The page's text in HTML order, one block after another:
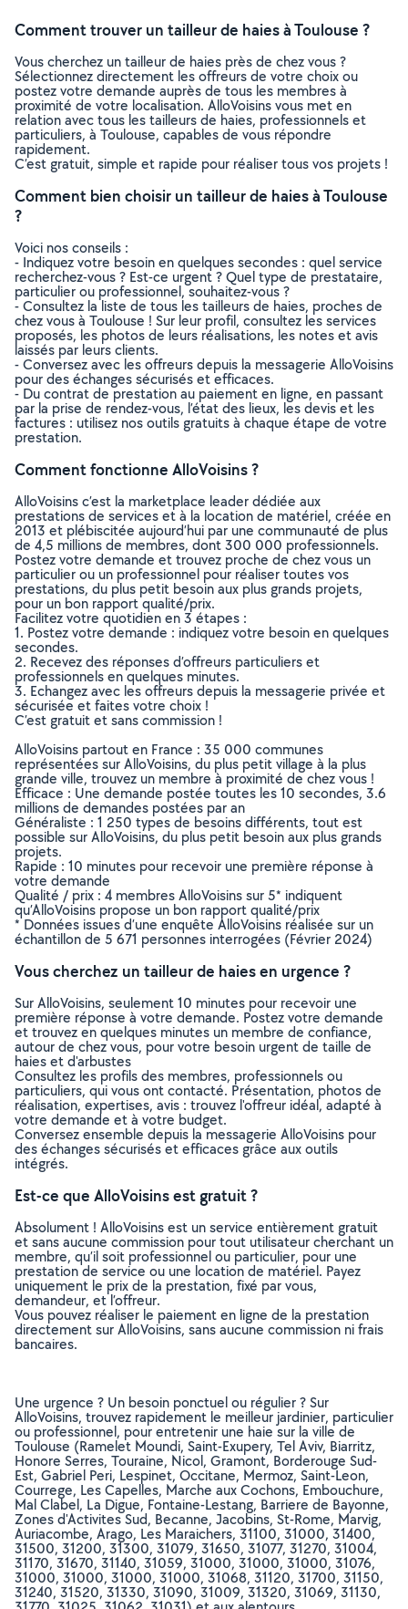
Comment trouver un tailleur de haies à Toulouse ?
Vous cherchez un tailleur de haies près de chez vous ?
Sélectionnez directement les offreurs de votre choix ou
postez votre demande auprès de tous les membres à
proximité de votre localisation. AlloVoisins vous met en
relation avec tous les tailleurs de haies, professionnels et
particuliers, à Toulouse, capables de vous répondre
rapidement.
C’est gratuit, simple et rapide pour réaliser tous vos projets !
Comment bien choisir un tailleur de haies à Toulouse
?
Voici nos conseils :
- Indiquez votre besoin en quelques secondes : quel service
recherchez-vous ? Est-ce urgent ? Quel type de prestataire,
particulier ou professionnel, souhaitez-vous ?
- Consultez la liste de tous les tailleurs de haies, proches de
chez vous à Toulouse ! Sur leur profil, consultez les services
proposés, les photos de leurs réalisations, les notes et avis
laissés par leurs clients.
- Conversez avec les offreurs depuis la messagerie AlloVoisins
pour des échanges sécurisés et efficaces.
- Du contrat de prestation au paiement en ligne, en passant
par la prise de rendez-vous, l’état des lieux, les devis et les
factures : utilisez nos outils gratuits à chaque étape de votre
prestation.
Comment fonctionne AlloVoisins ?
AlloVoisins c’est la marketplace leader dédiée aux
prestations de services et à la location de matériel, créée en
2013 et plébiscitée aujourd’hui par une communauté de plus
de 4,5 millions de membres, dont 300 000 professionnels.
Postez votre demande et trouvez proche de chez vous un
particulier ou un professionnel pour réaliser toutes vos
prestations, du plus petit besoin aux plus grands projets,
pour un bon rapport qualité/prix.
Facilitez votre quotidien en 3 étapes :
1. Postez votre demande : indiquez votre besoin en quelques
secondes.
2. Recevez des réponses d’offreurs particuliers et
professionnels en quelques minutes.
3. Echangez avec les offreurs depuis la messagerie privée et
sécurisée et faites votre choix !
C’est gratuit et sans commission !
AlloVoisins partout en France : 35 000 communes
représentées sur AlloVoisins, du plus petit village à la plus
grande ville, trouvez un membre à proximité de chez vous !
Efficace : Une demande postée toutes les 10 secondes, 3.6
millions de demandes postées par an
Généraliste : 1 250 types de besoins différents, tout est
possible sur AlloVoisins, du plus petit besoin aux plus grands
projets.
Rapide : 10 minutes pour recevoir une première réponse à
votre demande
Qualité / prix : 4 membres AlloVoisins sur 5* indiquent
qu’AlloVoisins propose un bon rapport qualité/prix
* Données issues d’une enquête AlloVoisins réalisée sur un
échantillon de 5 671 personnes interrogées (Février 2024)
Vous cherchez un tailleur de haies en urgence ?
Sur AlloVoisins, seulement 10 minutes pour recevoir une
première réponse à votre demande. Postez votre demande
et trouvez en quelques minutes un membre de confiance,
autour de chez vous, pour votre besoin urgent de taille de
haies et d'arbustes
Consultez les profils des membres, professionnels ou
particuliers, qui vous ont contacté. Présentation, photos de
réalisation, expertises, avis : trouvez l'offreur idéal, adapté à
votre demande et à votre budget.
Conversez ensemble depuis la messagerie AlloVoisins pour
des échanges sécurisés et efficaces grâce aux outils
intégrés.
Est-ce que AlloVoisins est gratuit ?
Absolument ! AlloVoisins est un service entièrement gratuit
et sans aucune commission pour tout utilisateur cherchant un
membre, qu’il soit professionnel ou particulier, pour une
prestation de service ou une location de matériel. Payez
uniquement le prix de la prestation, fixé par vous,
demandeur, et l’offreur.
Vous pouvez réaliser le paiement en ligne de la prestation
directement sur AlloVoisins, sans aucune commission ni frais
bancaires.
Une urgence ? Un besoin ponctuel ou régulier ? Sur
AlloVoisins, trouvez rapidement le meilleur jardinier, particulier
ou professionnel, pour entretenir une haie sur la ville de
Toulouse (Ramelet Moundi, Saint-Exupery, Tel Aviv, Biarritz,
Honore Serres, Touraine, Nicol, Gramont, Borderouge Sud-
Est, Gabriel Peri, Lespinet, Occitane, Mermoz, Saint-Leon,
Courrege, Les Capelles, Marche aux Cochons, Embouchure,
Mal Clabel, La Digue, Fontaine-Lestang, Barriere de Bayonne,
Zones d'Activites Sud, Becanne, Jacobins, St-Rome, Marvig,
Auriacombe, Arago, Les Maraichers, 31100, 31000, 31400,
31500, 31200, 31300, 31079, 31650, 31077, 31270, 31004,
31170, 31670, 31140, 31059, 31000, 31000, 31000, 31076,
31000, 31000, 31000, 31000, 31068, 31120, 31700, 31150,
31240, 31520, 31330, 31090, 31009, 31320, 31069, 31130,